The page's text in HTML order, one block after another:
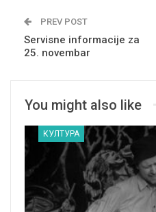
PREV POST
Servisne informacije za
25. novembar
You might also like
КУЛТУРА